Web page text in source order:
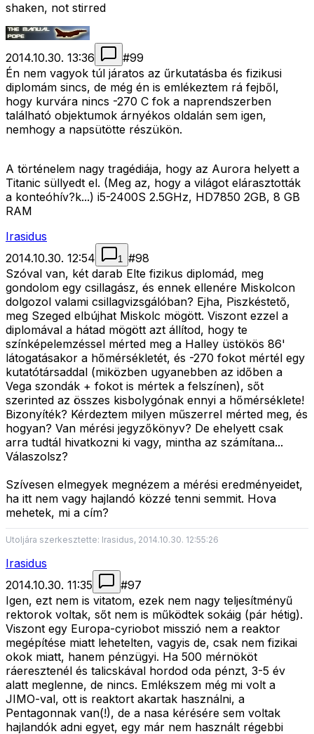
shaken, not stirred
2014.10.30. 13:36 #99
Én nem vagyok túl járatos az űrkutatásba és fizikusi
diplomám sincs, de még én is emlékeztem rá fejből,
hogy kurvára nincs -270 C fok a naprendszerben
található objektumok árnyékos oldalán sem igen,
nemhogy a napsütötte részükön.
A történelem nagy tragédiája, hogy az Aurora helyett a
Titanic süllyedt el. (Meg az, hogy a világot elárasztották
a konteóhív?k...) i5-2400S 2.5GHz, HD7850 2GB, 8 GB
RAM
Irasidus
2014.10.30. 12:54
1 #98
Szóval van, két darab Elte fizikus diplomád, meg
gondolom egy csillagász, és ennek ellenére Miskolcon
dolgozol valami csillagvizsgálóban? Ejha, Piszkéstető,
meg Szeged elbújhat Miskolc mögött. Viszont ezzel a
diplomával a hátad mögött azt állítod, hogy te
színképelemzéssel mérted meg a Halley üstökös 86'
látogatásakor a hőmérsékletét, és -270 fokot mértél egy
kutatótársaddal (miközben ugyanebben az időben a
Vega szondák + fokot is mértek a felszínen), sőt
szerinted az összes kisbolygónak ennyi a hőmérséklete!
Bizonyíték? Kérdeztem milyen műszerrel mérted meg, és
hogyan? Van mérési jegyzőkönyv? De ehelyett csak
arra tudtál hivatkozni ki vagy, mintha az számítana...
Válaszolsz?
Szívesen elmegyek megnézem a mérési eredményeidet,
ha itt nem vagy hajlandó közzé tenni semmit. Hova
mehetek, mi a cím?
Utoljára szerkesztette: Irasidus, 2014.10.30. 12:55:26
Irasidus
2014.10.30. 11:35
#97
Igen, ezt nem is vitatom, ezek nem nagy teljesítményű
rektorok voltak, sőt nem is működtek sokáig (pár hétig).
Viszont egy Europa-cyriobot misszió nem a reaktor
megépítése miatt lehetelten, vagyis de, csak nem fizikai
okok miatt, hanem pénzügyi. Ha 500 mérnököt
ráeresztenél és talicskával hordod oda pénzt, 3-5 év
alatt meglenne, de nincs. Emlékszem még mi volt a
JIMO-val, ott is reaktort akartak használni, a
Pentagonnak van(!), de a nasa kérésére sem voltak
hajlandók adni egyet, egy már nem használt régebbi